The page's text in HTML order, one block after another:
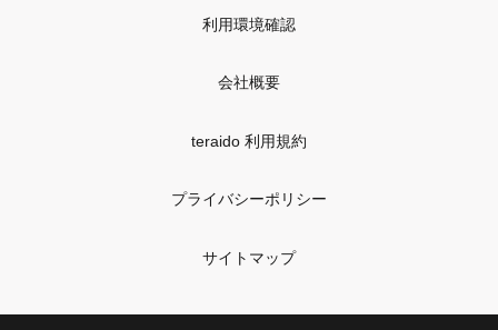
利用環境確認
会社概要
teraido 利用規約
プライバシーポリシー
サイトマップ